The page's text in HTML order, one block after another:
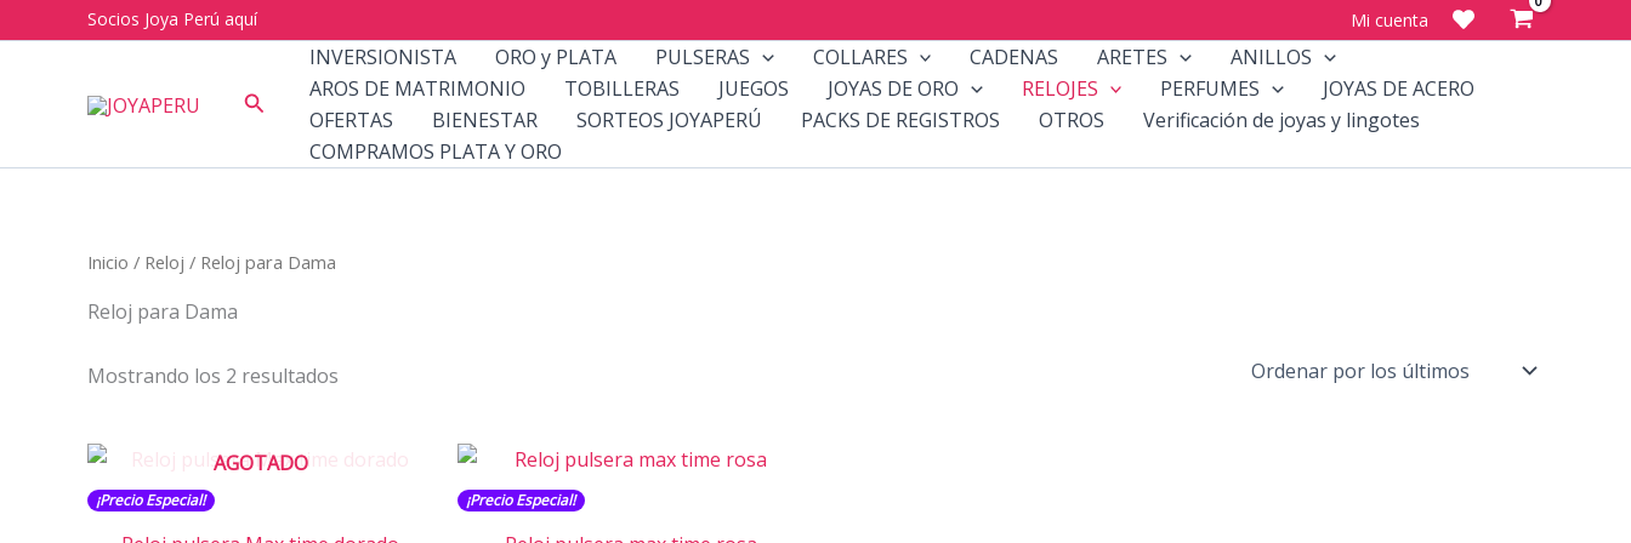
al
Socios Joya Perú aquí Mi cuenta
Buscar
INVERSIONISTA ORO y PLATA PULSERAS COLLARES CADENAS ARETES
ANILLOS
AROS DE MATRIMONIO
TOBILLERAS JUEGOS JOYAS DE ORO RELOJES PERFUMES
JOYAS DE ACERO
OFERTAS
BIENESTAR SORTEOS JOYAPERÚ PACKS DE REGISTROS OTROS
Verificación de joyas y lingotes
COMPRAMOS PLATA Y ORO
Inicio / Reloj / Reloj para Dama
Reloj para Dama
Mostrando los 2 resultados
AGOTADO
¡Precio Especial! ¡Precio Especial!